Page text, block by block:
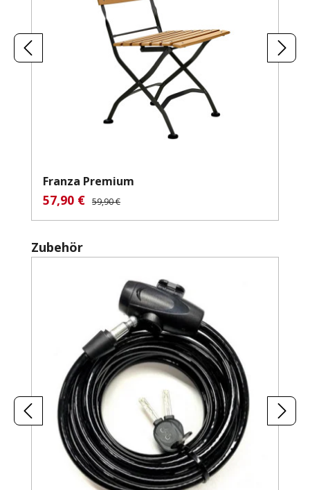
Franza Premium
Verkaufspreis:
57,90 € Regulärer Preis:
59,90 €
Produktgalerie überspringen
Zubehör